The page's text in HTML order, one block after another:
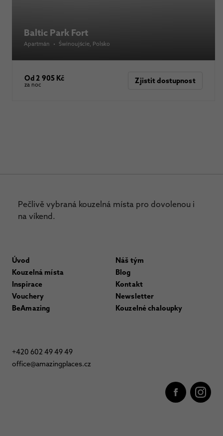
Baltic Park Fort
Apartmán • Świnoujście , Polsko
Od 2 905 Kč
za noc Zjistit dostupnost
Pečlivě vybraná kouzelná místa pro dovolenou i
na víkend.
Úvod
Kouzelná místa
Inspirace
Vouchery
BeAmazing
Náš tým
Blog
Kontakt
Newsletter
Kouzelné chaloupky
+420 602 49 49 49
office@amazingplaces.cz